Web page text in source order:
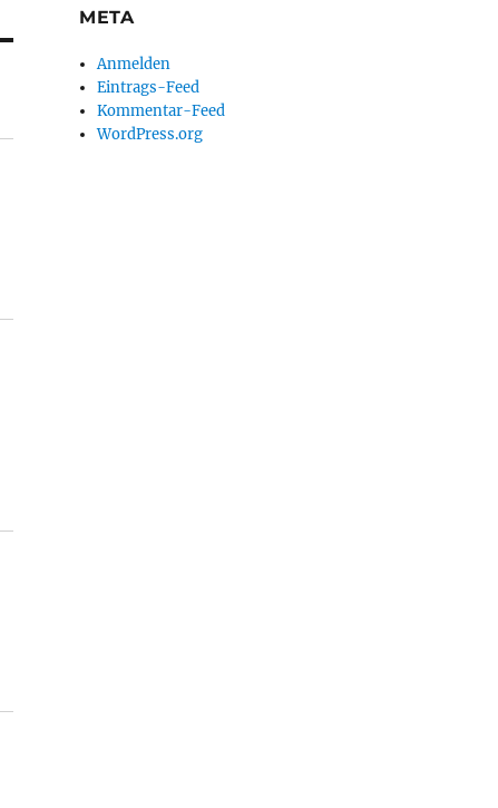
META
Anmelden
Eintrags-Feed
Kommentar-Feed
WordPress.org